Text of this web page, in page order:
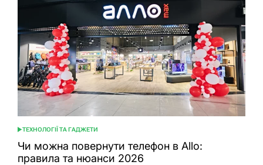
ОПУБЛІКУВАТИ
У
ТЕХНОЛОГІЇ ТА ГАДЖЕТИ
Чи можна повернути телефон в Allo:
правила та нюанси 2026